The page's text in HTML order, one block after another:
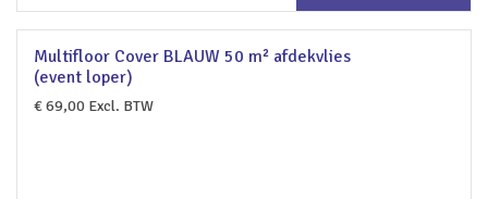
winkelwagen
Multifloor Cover BLAUW 50 m² afdekvlies
(event loper)
€69,00 Excl. BTW